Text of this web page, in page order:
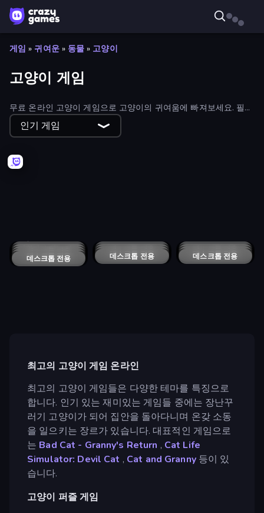
게임 » 귀여운 » 동물 » 고양이
고양이 게임
무료 온라인 고양이 게임으로 고양이의 귀여움에 빠져보세요. 필터
를 사용해 최고의 최신 타이틀을 찾아보세요.
인기 게임
Law of the Cat God Drop Some Fruits Senya and Oscar: Pirate Island
Trap the Cat Cat Sorter Puzzle Cat VS Dog Merge
Nébula Tarot Cat Cloudy with a Chance of Kittens Trap the Cat 2D
Cat House Treasure Tails Astro Burn: Tiny Paws Edition
Senya and Oscar 2 데스크톱 전용
StrikeForce Kitty 데스크톱 전용 The World's Easyest Game
데스크톱 전용
Miner Cat 4 데스크톱 전용
Pet Trainer Duel 데스크톱 전용
Kitty Clicker
데스크톱 전용
Cat Lovescapes 데스크톱 전용 데스크톱 전용
데스크톱 전용
Hidden Mars
최고의 고양이 게임 온라인
최고의 고양이 게임들은 다양한 테마를 특징으로
합니다. 인기 있는 재미있는 게임들 중에는 장난꾸
러기 고양이가 되어 집안을 돌아다니며 온갖 소동
을 일으키는 장르가 있습니다. 대표적인 게임으로
는 Bad Cat - Granny's Return , Cat Life
Simulator: Devil Cat , Cat and Granny등이 있
습니다.
고양이 퍼즐 게임